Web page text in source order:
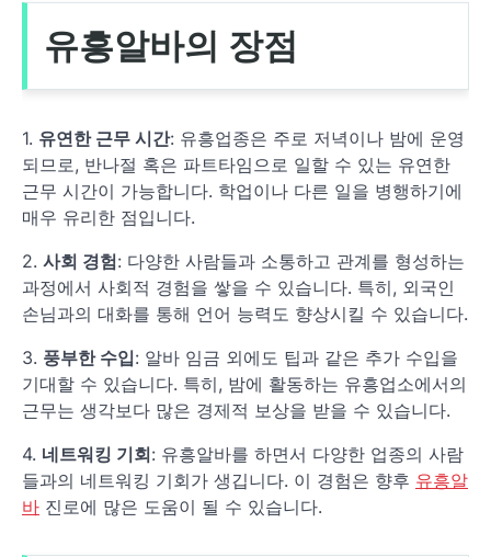
유흥알바의 장점
1. 유연한 근무 시간: 유흥업종은 주로 저녁이나 밤에 운영
되므로, 반나절 혹은 파트타임으로 일할 수 있는 유연한
근무 시간이 가능합니다. 학업이나 다른 일을 병행하기에
매우 유리한 점입니다.
2. 사회 경험: 다양한 사람들과 소통하고 관계를 형성하는
과정에서 사회적 경험을 쌓을 수 있습니다. 특히, 외국인
손님과의 대화를 통해 언어 능력도 향상시킬 수 있습니다.
3. 풍부한 수입: 알바 임금 외에도 팁과 같은 추가 수입을
기대할 수 있습니다. 특히, 밤에 활동하는 유흥업소에서의
근무는 생각보다 많은 경제적 보상을 받을 수 있습니다.
4. 네트워킹 기회: 유흥알바를 하면서 다양한 업종의 사람
들과의 네트워킹 기회가 생깁니다. 이 경험은 향후 유흥알
바 진로에 많은 도움이 될 수 있습니다.